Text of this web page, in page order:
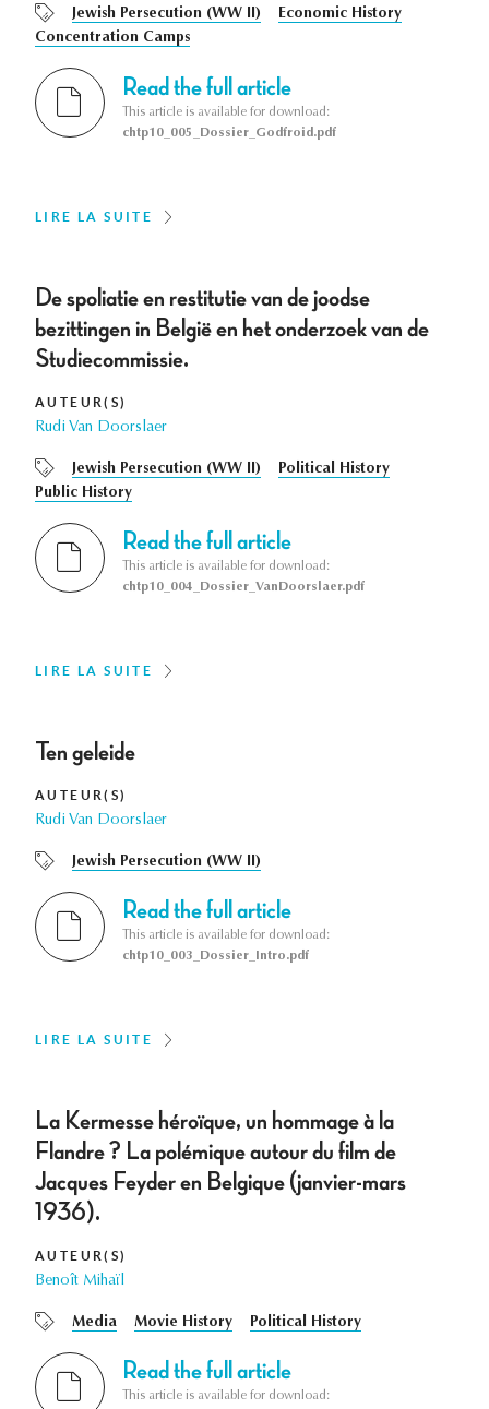
Jewish Persecution (WW II)
Economic History
Concentration Camps
Read the full article
This article is available for download:
chtp10_005_Dossier_Godfroid.pdf
LIRE LA SUITE
De spoliatie en restitutie van de joodse
bezittingen in België en het onderzoek van de
Studiecommissie.
AUTEUR(S)
Rudi Van Doorslaer
Jewish Persecution (WW II)
Political History
Public History
Read the full article
This article is available for download:
chtp10_004_Dossier_VanDoorslaer.pdf
LIRE LA SUITE
Ten geleide
AUTEUR(S)
Rudi Van Doorslaer
Jewish Persecution (WW II)
Read the full article
This article is available for download:
chtp10_003_Dossier_Intro.pdf
LIRE LA SUITE
La Kermesse héroïque, un hommage à la
Flandre ? La polémique autour du film de
Jacques Feyder en Belgique (janvier-mars
1936).
AUTEUR(S)
Benoît Mihaïl
Media Movie History Political History
Read the full article
This article is available for download: